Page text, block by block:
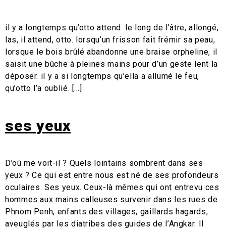
il y a longtemps qu’otto attend. le long de l’âtre, allongé,
las, il attend, otto. lorsqu’un frisson fait frémir sa peau,
lorsque le bois brûlé abandonne une braise orpheline, il
saisit une bûche à pleines mains pour d’un geste lent la
déposer. il y a si longtemps qu’ella a allumé le feu,
qu’otto l’a oublié. […]
ses yeux
D’où me voit-il ? Quels lointains sombrent dans ses
yeux ? Ce qui est entre nous est né de ses profondeurs
oculaires. Ses yeux. Ceux-là mêmes qui ont entrevu ces
hommes aux mains calleuses survenir dans les rues de
Phnom Penh, enfants des villages, gaillards hagards,
aveuglés par les diatribes des guides de l’Angkar. Il